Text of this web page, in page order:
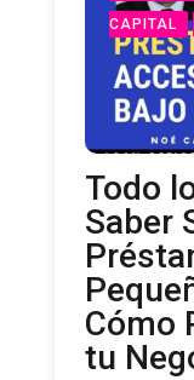
CAPITAL
Todo
Saber
Cómo
tu